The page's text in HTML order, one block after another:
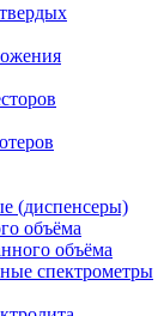
(диспенсеры)
объёма
объёма
спектрометры